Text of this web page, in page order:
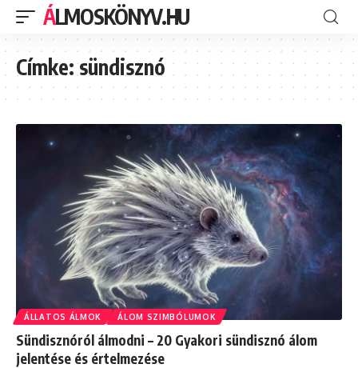
ÁLMOSKÖNYV.HU
Címke:sündisznó
ÁLLATOS ÁLMOK ÁLOM SZIMBÓLUMOK
Sündisznóról álmodni – 20 Gyakori sündisznó álom
jelentése és értelmezése